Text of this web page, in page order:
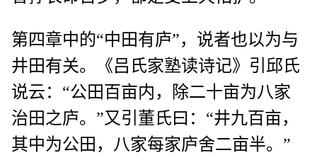
第四章中的“中田有庐”，说者也以为与
井田有关。《吕氏家塾读诗记》引邱氏
说云：“公田百亩内，除二十亩为八家
治田之庐。”又引董氏曰：“井九百亩，
其中为公田，八家每家庐舍二亩半。”